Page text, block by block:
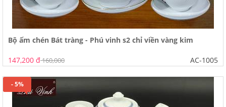
Bộ ấm chén Bát tràng - Phú vinh s2 chỉ viền vàng kim
147,200 đ160,000 AC-1005
- 5%